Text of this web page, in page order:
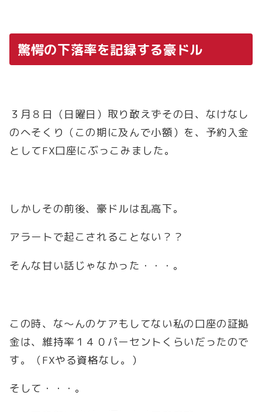
驚愕の下落率を記録する豪ドル
３月８日（日曜日）取り敢えずその日、なけなし
のへそくり（この期に及んで小額）を、予約入金
としてFX口座にぶっこみました。
しかしその前後、豪ドルは乱高下。
アラートで起こされることない？？
そんな甘い話じゃなかった・・・。
この時、な～んのケアもしてない私の口座の証拠
金は、維持率１４０パーセントくらいだったので
す。（FXやる資格なし。）
そして・・・。